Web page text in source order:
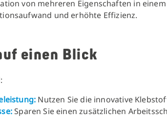
von mehreren Eigenschaften in
und erhöhte Effizienz.
einen Blick
Nutzen Sie die innovative
Sparen Sie einen zusätzlichen